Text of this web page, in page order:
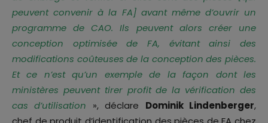
peuvent convenir à la FA] avant même d’ouvrir un
programme de CAO. Ils peuvent alors créer une
conception optimisée de FA, évitant ainsi des
modifications coûteuses de la conception des pièces.
Et ce n’est qu’un exemple de la façon dont les
ministères peuvent tirer profit de la vérification des
cas d’utilisation
», déclare Dominik Lindenberger,